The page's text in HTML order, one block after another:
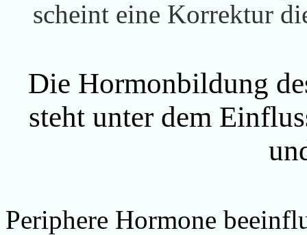
scheint eine Korrektur
Die Hormonbildung
steht unter dem
Periphere Hormone